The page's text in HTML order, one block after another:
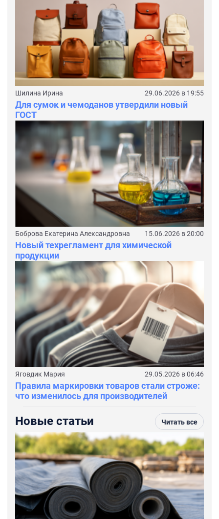
Шилина Ирина 29.06.2026 в 19:55
Для сумок и чемоданов утвердили новый
ГОСТ
Боброва Екатерина Александровна 15.06.2026 в 20:00
Новый техрегламент для химической
продукции
Яговдик Мария 29.05.2026 в 06:46
Правила маркировки товаров стали строже:
что изменилось для производителей
Новые статьи Читать все